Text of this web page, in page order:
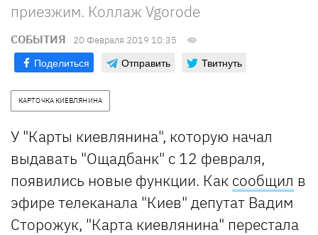
приезжим. Коллаж Vgorode
СОБЫТИЯ 20 Февраля 2019 10:35
Поделиться Отправить Твитнуть
КАРТОЧКА КИЕВЛЯНИНА
У "Карты киевлянина", которую начал
выдавать "Ощадбанк" с 12 февраля,
появились новые функции. Как сообщил в
эфире телеканала "Киев" депутат Вадим
Сторожук, "Карта киевлянина" перестала